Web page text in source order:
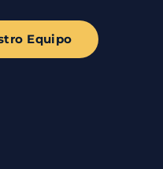
Equipo